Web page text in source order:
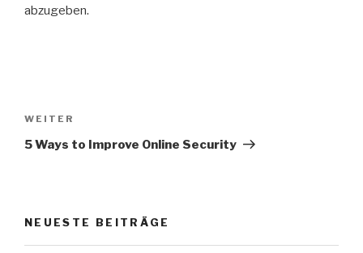
abzugeben.
Nächster
Beitrag
WEITER
5 Ways to Improve Online Security
NEUESTE BEITRÄGE